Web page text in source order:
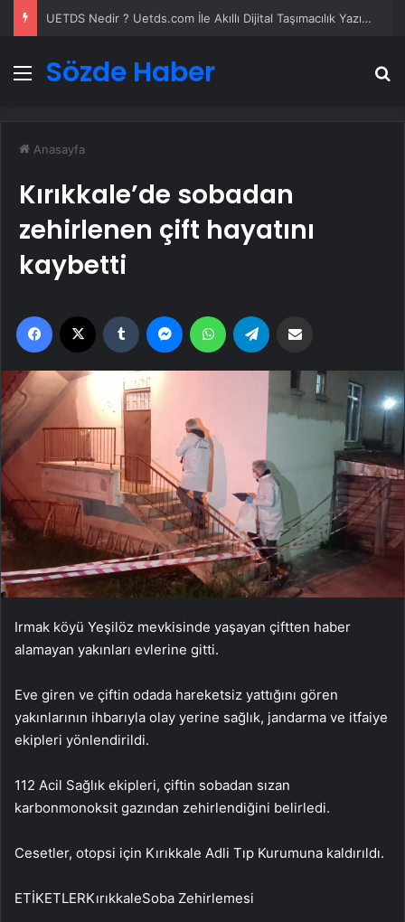
UETDS Nedir ? Uetds.com İle Akıllı Dijital Taşımacılık Yazılımı
Menü
Sözde Haber
Anasayfa
Kırıkkale’de sobadan
zehirlenen çift hayatını
kaybetti
Facebook Tumblr MessengerWhatsApp
Irmak köyü Yeşilöz mevkisinde yaşayan çiftten haber
alamayan yakınları evlerine gitti.
Eve giren ve çiftin odada hareketsiz yattığını gören
yakınlarının ihbarıyla olay yerine sağlık, jandarma ve itfaiye
ekipleri yönlendirildi.
112 Acil Sağlık ekipleri, çiftin sobadan sızan
karbonmonoksit gazından zehirlendiğini belirledi.
Cesetler, otopsi için Kırıkkale Adli Tıp Kurumuna kaldırıldı.
ETİKETLERKırıkkaleSoba Zehirlemesi